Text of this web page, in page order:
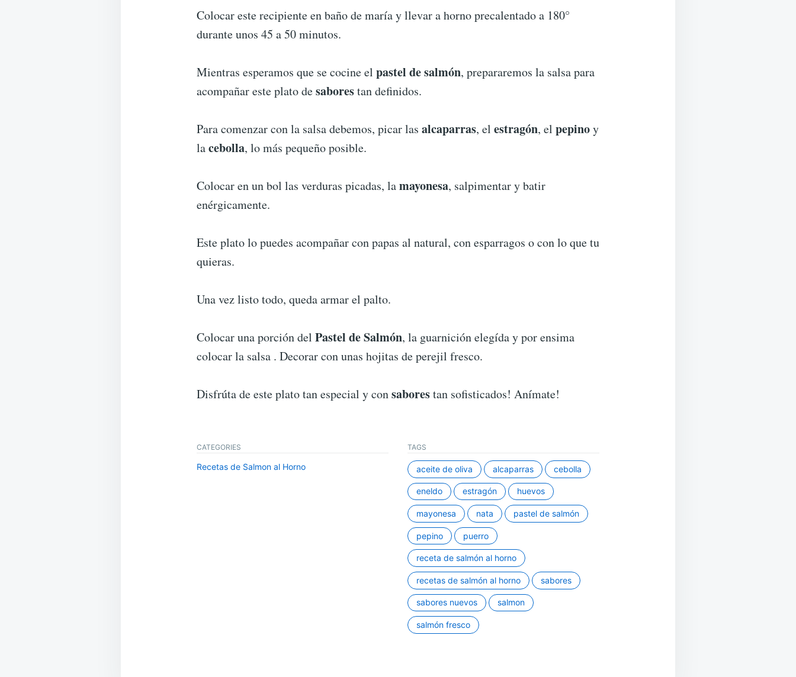
Colocar este recipiente en baño de maría y llevar a horno precalentado a 180°
durante unos 45 a 50 minutos.
Mientras esperamos que se cocine el pastel de salmón, prepararemos la salsa para
acompañar este plato desaborestan definidos.
Para comenzar con la salsa debemos, picar las alcaparras, el estragón, el pepinoy
lacebolla, lo más pequeño posible.
Colocar en un bol las verduras picadas, lamayonesa, salpimentar y batir
enérgicamente.
Este plato lo puedes acompañar con papas al natural, con esparragos o con lo que tu
quieras.
Una vez listo todo, queda armar el palto.
Colocar una porción del Pastel de Salmón, la guarnición elegída y por ensima
colocar la salsa . Decorar con unas hojitas de perejil fresco.
Disfrúta de este plato tan especial y consaborestan sofisticados! Anímate!
CATEGORIES
Recetas de Salmon al Horno
TAGS
aceite de oliva alcaparras cebolla
eneldo estragón huevos
mayonesa nata pastel de salmón
pepino puerro
receta de salmón al horno
recetas de salmón al horno sabores
sabores nuevos salmon
salmón fresco